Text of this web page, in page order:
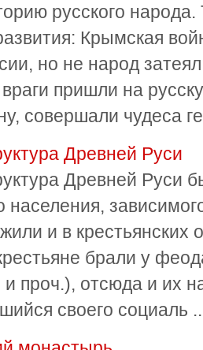
русского народа.
Крымская
но не народ
пришли на
совершали чудеса
Древней Руси
Древней Руси
населения,
и в крестьянских
брали у
и проч.), отсюда и их
своего социаль